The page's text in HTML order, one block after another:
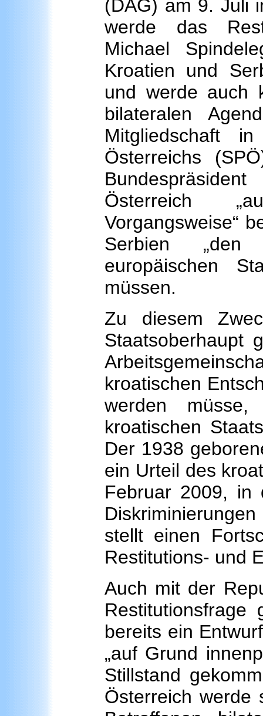
(DAG) am 9. Juli
werde das
Michael
Kroatien und
und werde auch
bilateralen
Mitgliedschaft
Österreichs
Österreich
Vorgangsweise“
Serbien „den
europäischen
müssen.
Zu diesem
Staatsoberhaupt
kroatischen
werden müsse,
kroatischen
Der 1938
ein Urteil des
Februar 2009, in
stellt einen
Restitutions- und
Auch mit der
bereits ein
„auf Grund
Stillstand
Österreich werde